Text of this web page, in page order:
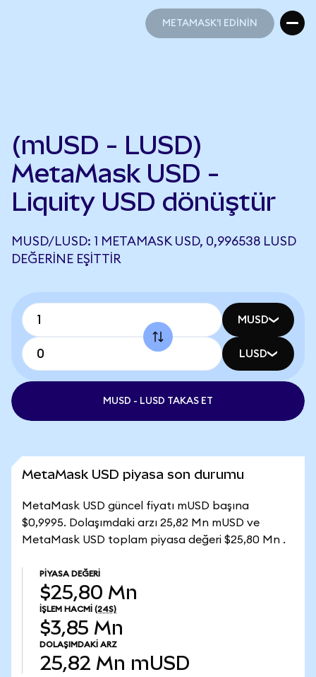
METAMASK'I EDİNİN
(mUSD - LUSD)
MetaMask USD -
Liquity USD dönüştür
MUSD/LUSD: 1 METAMASK USD, 0,996538 LUSD
DEĞERINE EŞITTIR
MUSD
LUSD
MUSD - LUSD TAKAS ET
MetaMask USD piyasa son durumu
MetaMask USD güncel fiyatı mUSD başına
$0,9995. Dolaşımdaki arzı 25,82 Mn mUSD ve
MetaMask USD toplam piyasa değeri $25,80 Mn .
PIYASA DEĞERI
$25,80 Mn
İŞLEM HACMI (24S)
$3,85 Mn
DOLAŞIMDAKI ARZ
25,82 Mn mUSD